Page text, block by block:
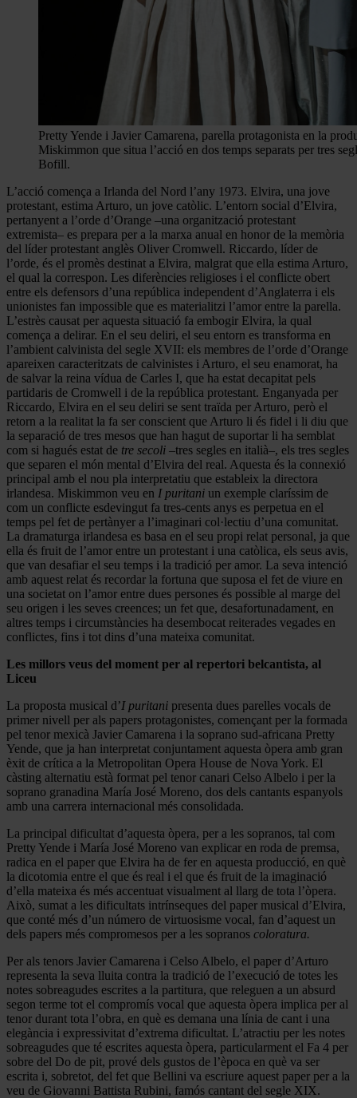
Pretty Yende i Javier Camarena, parella protagonista en la
Miskimmon que situa l’acció en dos temps separats per tres
Bofill.
L’acció comença a Irlanda del Nord l’any 1973. Elvira, una jove
protestant, estima Arturo, un jove catòlic. L’entorn social d’Elvira,
pertanyent a l’orde d’Orange –una organització protestant
extremista– es prepara per a la marxa anual en honor de la memòria
del líder protestant anglès Oliver Cromwell. Riccardo, líder de
l’orde, és el promès destinat a Elvira, malgrat que ella estima Arturo,
el qual la correspon. Les diferències religioses i el conflicte obert
entre els defensors d’una república independent d’Anglaterra i els
unionistes fan impossible que es materialitzi l’amor entre la parella.
L’estrès causat per aquesta situació fa embogir Elvira, la qual
comença a delirar. En el seu deliri, el seu entorn es transforma en
l’ambient calvinista del segle XVII: els membres de l’orde d’Orange
apareixen caracteritzats de calvinistes i Arturo, el seu enamorat, ha
de salvar la reina vídua de Carles I, que ha estat decapitat pels
partidaris de Cromwell i de la república protestant. Enganyada per
Riccardo, Elvira en el seu deliri se sent traïda per Arturo, però el
retorn a la realitat la fa ser conscient que Arturo li és fidel i li diu que
la separació de tres mesos que han hagut de suportar li ha semblat
com si hagués estat de tre secoli –tres segles en italià–, els tres segles
que separen el món mental d’Elvira del real. Aquesta és la connexió
principal amb el nou pla interpretatiu que estableix la directora
irlandesa. Miskimmon veu en I puritani un exemple claríssim de
com un conflicte esdevingut fa tres-cents anys es perpetua en el
temps pel fet de pertànyer a l’imaginari col·lectiu d’una comunitat.
La dramaturga irlandesa es basa en el seu propi relat personal, ja que
ella és fruit de l’amor entre un protestant i una catòlica, els seus avis,
que van desafiar el seu temps i la tradició per amor. La seva intenció
amb aquest relat és recordar la fortuna que suposa el fet de viure en
una societat on l’amor entre dues persones és possible al marge del
seu origen i les seves creences; un fet que, desafortunadament, en
altres temps i circumstàncies ha desembocat reiterades vegades en
conflictes, fins i tot dins d’una mateixa comunitat.
Les millors veus del moment per al repertori belcantista, al
Liceu
La proposta musical d’I puritani presenta dues parelles vocals de
primer nivell per als papers protagonistes, començant per la formada
pel tenor mexicà Javier Camarena i la soprano sud-africana Pretty
Yende, que ja han interpretat conjuntament aquesta òpera amb gran
èxit de crítica a la Metropolitan Opera House de Nova York. El
càsting alternatiu està format pel tenor canari Celso Albelo i per la
soprano granadina María José Moreno, dos dels cantants espanyols
amb una carrera internacional més consolidada.
La principal dificultat d’aquesta òpera, per a les sopranos, tal com
Pretty Yende i María José Moreno van explicar en roda de premsa,
radica en el paper que Elvira ha de fer en aquesta producció, en què
la dicotomia entre el que és real i el que és fruit de la imaginació
d’ella mateixa és més accentuat visualment al llarg de tota l’òpera.
Això, sumat a les dificultats intrínseques del paper musical d’Elvira,
que conté més d’un número de virtuosisme vocal, fan d’aquest un
dels papers més compromesos per a les sopranos coloratura.
Per als tenors Javier Camarena i Celso Albelo, el paper d’Arturo
representa la seva lluita contra la tradició de l’execució de totes les
notes sobreagudes escrites a la partitura, que releguen a un absurd
segon terme tot el compromís vocal que aquesta òpera implica per al
tenor durant tota l’obra, en què es demana una línia de cant i una
elegància i expressivitat d’extrema dificultat. L’atractiu per les notes
sobreagudes que té escrites aquesta òpera, particularment el Fa 4 per
sobre del Do de pit, prové dels gustos de l’època en què va ser
escrita i, sobretot, del fet que Bellini va escriure aquest paper per a la
veu de Giovanni Battista Rubini, famós cantant del segle XIX.